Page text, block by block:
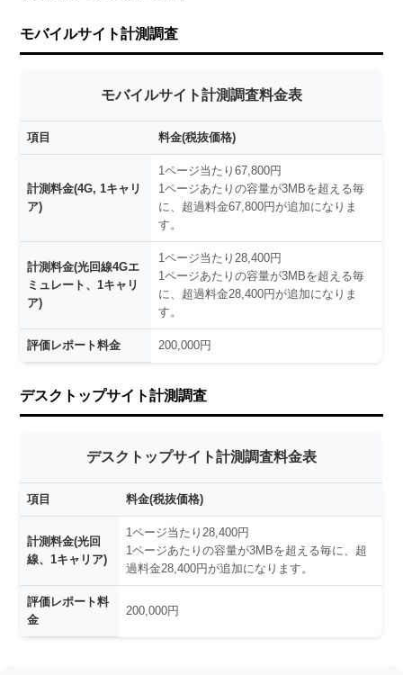
モバイルサイト計測調査
モバイルサイト計測調査料金表
項目 料金(税抜価格)
計測料金(4G, 1キャリ
ア)
1ページ当たり67,800円
1ページあたりの容量が3MBを超える毎
に、超過料金67,800円が追加になりま
す。
計測料金(光回線4Gエ
ミュレート、1キャリ
ア)
1ページ当たり28,400円
1ページあたりの容量が3MBを超える毎
に、超過料金28,400円が追加になりま
す。
評価レポート料金 200,000円
デスクトップサイト計測調査
デスクトップサイト計測調査料金表
項目 料金(税抜価格)
計測料金(光回
線、1キャリア)
1ページ当たり28,400円
1ページあたりの容量が3MBを超える毎に、超
過料金28,400円が追加になります。
評価レポート料
金
200,000円